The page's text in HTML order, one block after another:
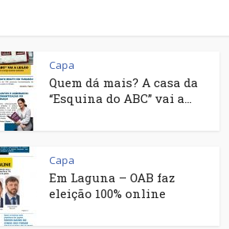
Capa
Quem dá mais? A casa da
“Esquina do ABC” vai a...
Capa
Em Laguna – OAB faz
eleição 100% online